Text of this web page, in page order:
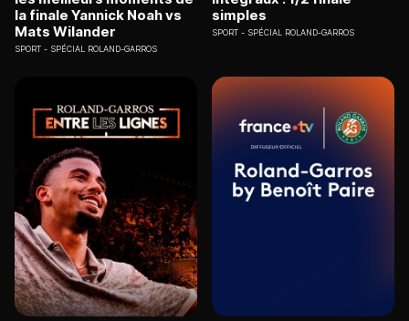
la finale Yannick Noah vs
Mats Wilander
SPORT SPÉCIAL ROLAND-GARROS
simples
SPORT SPÉCIAL ROLAND-GARROS